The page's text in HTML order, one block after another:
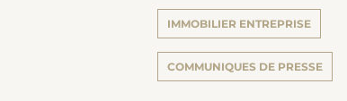
IMMOBILIER ENTREPRISE
COMMUNIQUES DE PRESSE